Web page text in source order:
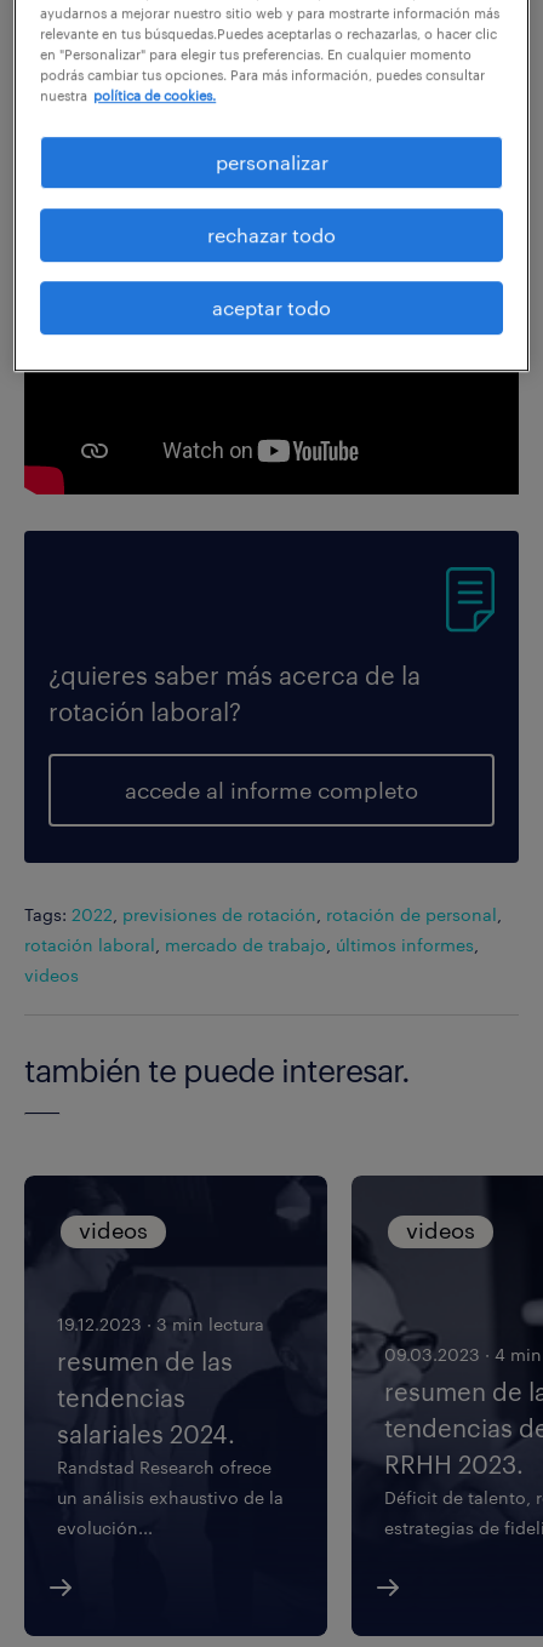
compartir en:
de la rotación en el mercado de trabajo
¿quieres saber más acerca de la
rotación laboral?
accede al informe completo
Tags: 2022 previsiones de rotación rotación de personal
rotación laboral mercado de trabajo últimos informes
videos
también te puede interesar.
videos
19.12.2023 · 3 min lectura
resumen de las
tendencias
salariales 2024.
Randstad Research ofrece
un análisis exhaustivo de la
evolución...
videos
09.03.2023 · 4
resumen de
tendencias
RRHH 2023.
Déficit de talento,
estrategias de
ayudarnos a mejorar nuestro sitio web y para mostrarte información más
relevante en tus búsquedas.Puedes aceptarlas o rechazarlas, o hacer clic
en "Personalizar" para elegir tus preferencias. En cualquier momento
podrás cambiar tus opciones. Para más información, puedes consultar
nuestra política de cookies.
personalizar
rechazar todo
aceptar todo